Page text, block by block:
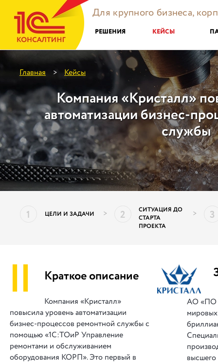
Для крупного бизнеса,
РЕШЕНИЯ КЕЙСЫ
Главная > Кейсы
Компания «Кристалл»
автоматизации бизнес-
службы
1 ЦЕЛИ И ЗАДАЧИ > 2
СИТУАЦИЯ ДО
СТАРТА
ПРОЕКТА
> 3
|| Краткое описание
Компания «Кристалл»
повысила уровень автоматизации
бизнес-процессов ремонтной службы с
помощью «1С:ТОиР Управление
ремонтами и обслуживанием
оборудования КОРП». Это первый в
АО «ПО
высшего